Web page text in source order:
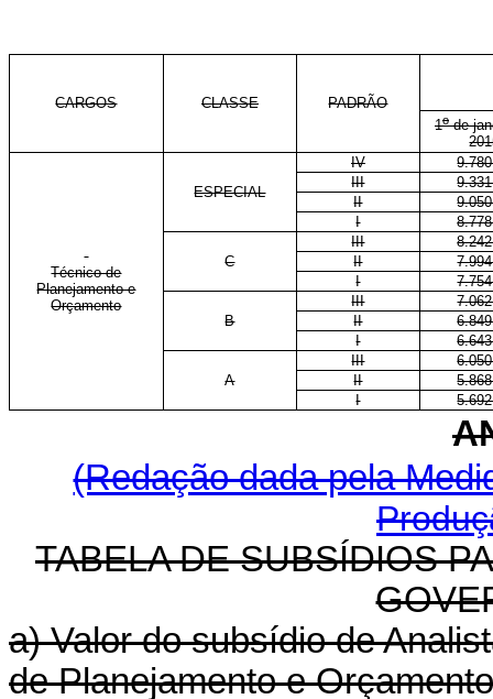
CARGOS CLASSE
PADRÃO
1ode
Técnico de
Planejamento e
Orçamento
ESPECIAL
IV
III
II
I
C
III
II
I
B
III
II
I
A
III
II
I
(Redação dada pela
TABELA DE SUBSÍDIOS
a) Valor do subsídio de
de Planejamento e